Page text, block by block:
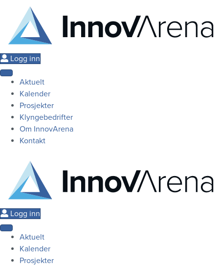
Logg inn
Aktuelt
Kalender
Prosjekter
Klyngebedrifter
Om InnovArena
Kontakt
Logg inn
Aktuelt
Kalender
Prosjekter